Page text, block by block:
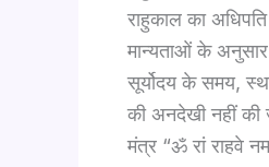
राहुकाल का
मान्यताओं के अनुसार
सूर्योदय के समय,
की अनदेखी नहीं की
मंत्र “ॐ रां राहवे